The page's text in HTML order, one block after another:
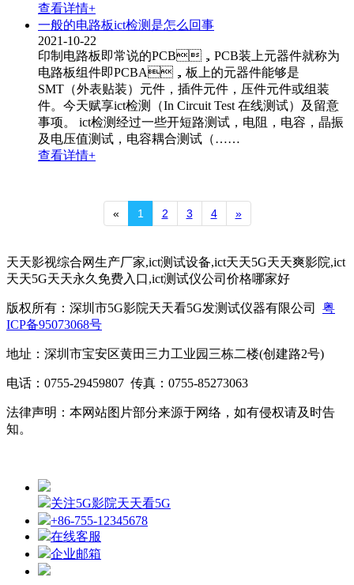
查看详情+
一般的电路板ict检测是怎么回事
2021-10-22
印制电路板即常说的PCB，PCB装上元器件就称为
电路板组件即PCBA，板上的元器件能够是
SMT（外表贴装）元件，插件元件，压件元件或组装
件。今天赋享ict检测（In Circuit Test 在线测试）及留意
事项。 ict检测经过一些开短路测试，电阻，电容，晶振
及电压值测试，电容耦合测试（……
查看详情+
« 1 2 3 4 »
天天影视综合网生产厂家,ict测试设备,ict天天5G天天爽影院,ict
天天5G天天永久免费入口,ict测试仪公司价格哪家好
版权所有：深圳市5G影院天天看5G发测试仪器有限公司 粤
ICP备95073068号
地址：深圳市宝安区黄田三力工业园三栋二楼(创建路2号)
电话：0755-29459807 传真：0755-85273063
法律声明：本网站图片部分来源于网络，如有侵权请及时告
知。
关注5G影院天天看5G
+86-755-12345678
在线客服
企业邮箱